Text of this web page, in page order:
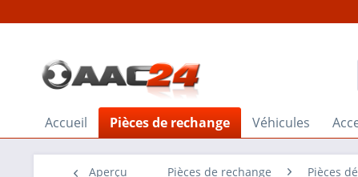
Accueil Pièces de rechange Véhicules
Aperçu Pièces de rechange Pièces